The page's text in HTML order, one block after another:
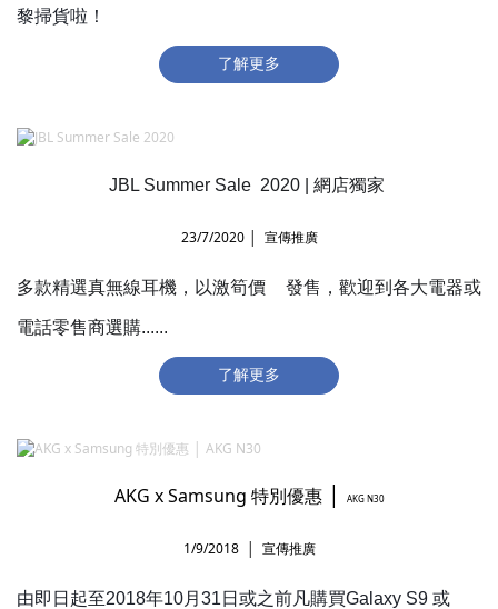
黎掃貨啦！
了解更多
JBL Summer Sale 2020 | 網店獨家
23/7/2020 │ 宣傳推廣
多款精選真無線耳機，以激筍價 發售，歡迎到各大電器或
電話零售商選購......
了解更多
AKG x Samsung 特別優惠 AKG N30
1/9/2018 │ 宣傳推廣
由即日起至2018年10月31日或之前凡購買Galaxy S9 或